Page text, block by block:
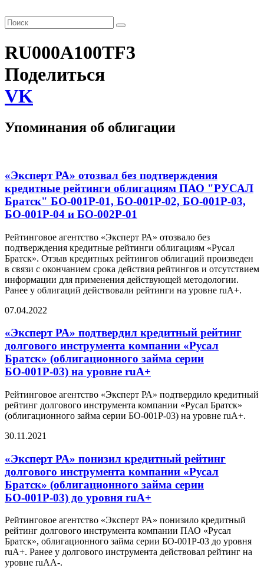
RU000A100TF3
Поделиться
VK
Упоминания об облигации
«Эксперт РА» отозвал без подтверждения
кредитные рейтинги облигациям ПАО "РУСАЛ
Братск" БО-001P-01, БО-001P-02, БО-001P-03,
БО-001P-04 и БО-002Р-01
Рейтинговое агентство «Эксперт РА» отозвало без
подтверждения кредитные рейтинги облигациям «Русал
Братск». Отзыв кредитных рейтингов облигаций произведен
в связи с окончанием срока действия рейтингов и отсутствием
информации для применения действующей методологии.
Ранее у облигаций действовали рейтинги на уровне ruА+.
07.04.2022
«Эксперт РА» подтвердил кредитный рейтинг
долгового инструмента компании «Русал
Братск» (облигационного займа серии
БО-001Р-03) на уровне ruА+
Рейтинговое агентство «Эксперт РА» подтвердило кредитный
рейтинг долгового инструмента компании «Русал Братск»
(облигационного займа серии БО-001Р-03) на уровне ruA+.
30.11.2021
«Эксперт РА» понизил кредитный рейтинг
долгового инструмента компании «Русал
Братск» (облигационного займа серии
БО-001Р-03) до уровня ruА+
Рейтинговое агентство «Эксперт РА» понизило кредитный
рейтинг долгового инструмента компании ПАО «Русал
Братск», облигационного займа серии БО-001Р-03 до уровня
ruA+. Ранее у долгового инструмента действовал рейтинг на
уровне ruAA-.